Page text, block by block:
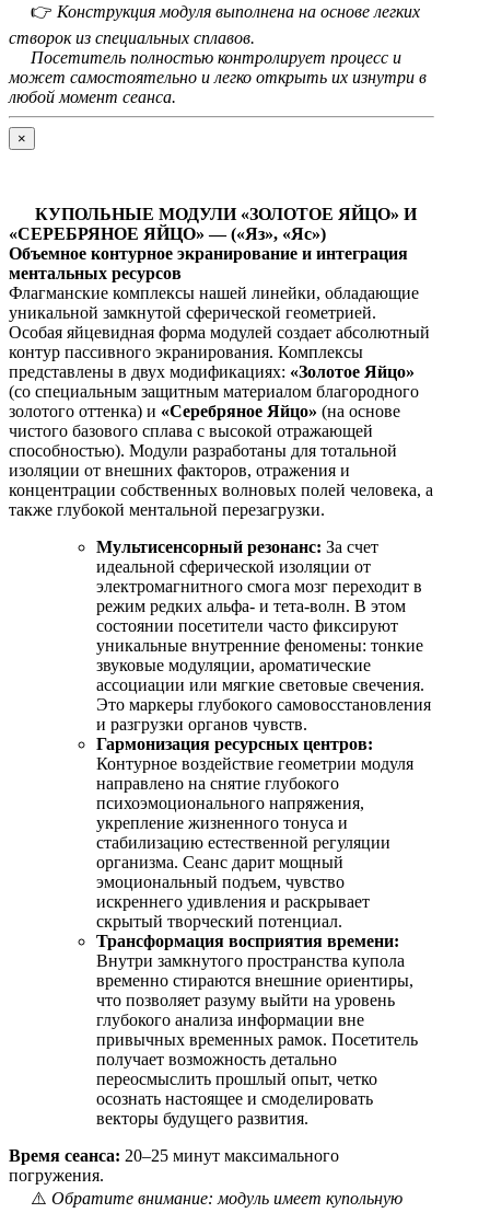
👉 Конструкция модуля выполнена на основе легких
створок из специальных сплавов.
Посетитель полностью контролирует процесс и
может самостоятельно и легко открыть их изнутри в
любой момент сеанса.
×
КУПОЛЬНЫЕ МОДУЛИ «ЗОЛОТОЕ ЯЙЦО» И
«СЕРЕБРЯНОЕ ЯЙЦО» — («Яз», «Яс»)
Объемное контурное экранирование и интеграция
ментальных ресурсов
Флагманские комплексы нашей линейки, обладающие
уникальной замкнутой сферической геометрией.
Особая яйцевидная форма модулей создает абсолютный
контур пассивного экранирования. Комплексы
представлены в двух модификациях: «Золотое Яйцо»
(со специальным защитным материалом благородного
золотого оттенка) и «Серебряное Яйцо» (на основе
чистого базового сплава с высокой отражающей
способностью). Модули разработаны для тотальной
изоляции от внешних факторов, отражения и
концентрации собственных волновых полей человека, а
также глубокой ментальной перезагрузки.
Мультисенсорный резонанс: За счет
идеальной сферической изоляции от
электромагнитного смога мозг переходит в
режим редких альфа- и тета-волн. В этом
состоянии посетители часто фиксируют
уникальные внутренние феномены: тонкие
звуковые модуляции, ароматические
ассоциации или мягкие световые свечения.
Это маркеры глубокого самовосстановления
и разгрузки органов чувств.
Гармонизация ресурсных центров:
Контурное воздействие геометрии модуля
направлено на снятие глубокого
психоэмоционального напряжения,
укрепление жизненного тонуса и
стабилизацию естественной регуляции
организма. Сеанс дарит мощный
эмоциональный подъем, чувство
искреннего удивления и раскрывает
скрытый творческий потенциал.
Трансформация восприятия времени:
Внутри замкнутого пространства купола
временно стираются внешние ориентиры,
что позволяет разуму выйти на уровень
глубокого анализа информации вне
привычных временных рамок. Посетитель
получает возможность детально
переосмыслить прошлый опыт, четко
осознать настоящее и смоделировать
векторы будущего развития.
Время сеанса: 20–25 минут максимального
погружения.
⚠️ Обратите внимание: модуль имеет купольную